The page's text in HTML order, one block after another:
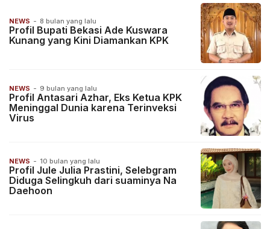
NEWS - 8 bulan yang lalu
Profil Bupati Bekasi Ade Kuswara
Kunang yang Kini Diamankan KPK
NEWS - 9 bulan yang lalu
Profil Antasari Azhar, Eks Ketua KPK
Meninggal Dunia karena Terinveksi
Virus
NEWS - 10 bulan yang lalu
Profil Jule Julia Prastini, Selebgram
Diduga Selingkuh dari suaminya Na
Daehoon